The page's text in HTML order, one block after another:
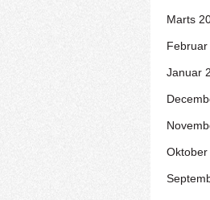
Marts
Januar